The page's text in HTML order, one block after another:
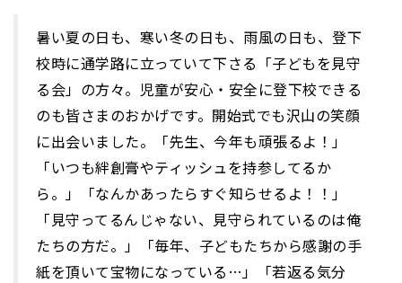
暑い夏の日も、寒い冬の日も、雨風の日も、登下
校時に通学路に立っていて下さる「子どもを見守
る会」の方々。児童が安心・安全に登下校できる
のも皆さまのおかげです。開始式でも沢山の笑顔
に出会いました。「先生、今年も頑張るよ！」
「いつも絆創膏やティッシュを持参してるか
ら。」「なんかあったらすぐ知らせるよ！！」
「見守ってるんじゃない、見守られているのは俺
たちの方だ。」「毎年、子どもたちから感謝の手
紙を頂いて宝物になっている…」「若返る気分